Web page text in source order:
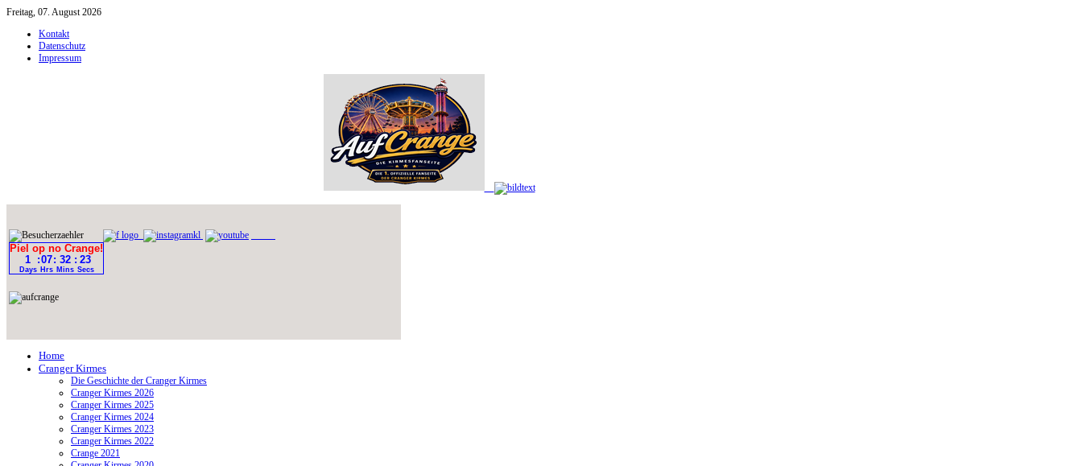
Freitag, 07. August 2026
Kontakt
Datenschutz
Impressum
Home
Cranger Kirmes
Die Geschichte der Cranger Kirmes
Cranger Kirmes 2026
Cranger Kirmes 2025
Cranger Kirmes 2024
Cranger Kirmes 2023
Cranger Kirmes 2022
Crange 2021